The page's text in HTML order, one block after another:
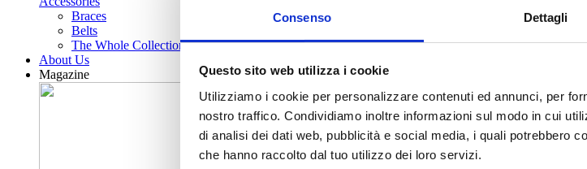
Consenso Dettagli
Questo sito web utilizza i cookie
Utilizziamo i cookie per personalizzare contenuti ed annunci, per
nostro traffico. Condividiamo inoltre informazioni sul modo in cui
di analisi dei dati web, pubblicità e social media, i quali potrebbero
che hanno raccolto dal tuo utilizzo dei loro servizi.
Braces
Belts
The Whole Collection
About Us
Magazine